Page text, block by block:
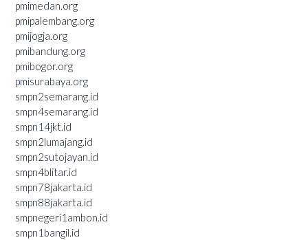
pmimedan.org
pmipalembang.org
pmijogja.org
pmibandung.org
pmibogor.org
pmisurabaya.org
smpn2semarang.id
smpn4semarang.id
smpn14jkt.id
smpn2lumajang.id
smpn2sutojayan.id
smpn4blitar.id
smpn78jakarta.id
smpn88jakarta.id
smpnegeri1ambon.id
smpn1bangil.id